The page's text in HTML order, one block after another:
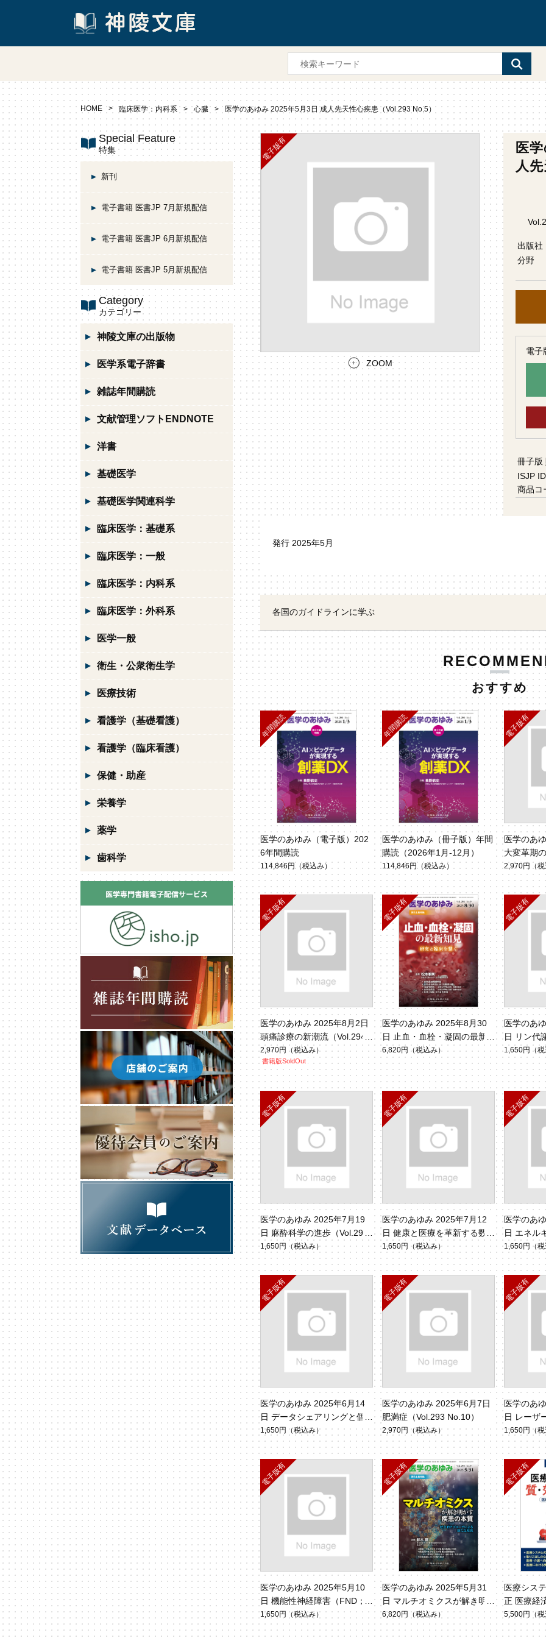
HOME 臨床医学：内科系 心臓 医学のあゆみ 2025年5月3日 成人先天性心疾患（Vol.293 No.5）
ZOOM
医
人
出版社
分野
電子
冊子版
ISJP ID
商品コ
発行 2025年5月
各国のガイドラインに学ぶ
おすすめ
医学のあゆみ（電子版）202
6年間購読
114,846円（税込み）
医学のあゆみ（冊子版）年間
購読（2026年1月-12月）
114,846円（税込み）
医学のあ
大変革期
ン治療と
（Vol.294
2,970円 （
医学のあゆみ 2025年8月2日
頭痛診療の新潮流（Vol.294
No.5）
2,970円 （税込み）
書籍版SoldOut
医学のあゆみ 2025年8月30
日 止血・血栓・凝固の最新
知見（Vol.294 No.9）
6,820円 （税込み）
医学のあ
日 リン代
と臨床的
8）
1,650円 （
医学のあゆみ 2025年7月19
日 麻酔科学の進歩（Vol.294
No.3）
1,650円 （税込み）
医学のあゆみ 2025年7月12
日 健康と医療を革新する数
理工学（Vol.294 No.2）
1,650円 （税込み）
医学のあ
日 エネル
疾患（
1,650円 （
医学のあゆみ 2025年6月14
日 データシェアリングと個
人情報保護の課題（Vol.293
No.11）
1,650円 （税込み）
医学のあゆみ 2025年6月7日
肥満症（Vol.293 No.10）
2,970円 （税込み）
医学のあ
日 レーザ
ol.293
1,650円 （
医学のあゆみ 2025年5月10
日 機能性神経障害（FND；
ヒステリー）診療の近年の革
命的変化（Vol.293 No.6）
1,650円 （税込み）
医学のあゆみ 2025年5月31
日 マルチオミクスが解き明
かす疾患の本質（Vol.293 No.
9）
6,820円 （税込み）
医療シス
正 医療経
（別冊「
5,500円 （
Special Feature
特集
新刊
電子書籍 医書JP 7月新規配信
電子書籍 医書JP 6月新規配信
電子書籍 医書JP 5月新規配信
Category
カテゴリー
神陵文庫の出版物
医学系電子辞書
雑誌年間購読
文献管理ソフトENDNOTE
洋書
基礎医学
基礎医学関連科学
臨床医学：基礎系
臨床医学：一般
臨床医学：内科系
臨床医学：外科系
医学一般
衛生・公衆衛生学
医療技術
看護学（基礎看護）
看護学（臨床看護）
保健・助産
栄養学
薬学
歯科学